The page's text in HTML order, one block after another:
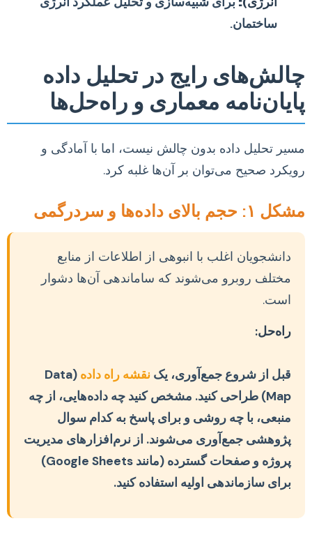
ساختمان.
چالش‌های رایج در تحلیل داده
پایان‌نامه معماری و راه‌حل‌ها
مسیر تحلیل داده بدون چالش نیست، اما با آمادگی و
رویکرد صحیح می‌توان بر آن‌ها غلبه کرد.
مشکل ۱: حجم بالای داده‌ها و سردرگمی
دانشجویان اغلب با انبوهی از اطلاعات از منابع
مختلف روبرو می‌شوند که ساماندهی آن‌ها دشوار
است.
راه‌حل:
قبل از شروع جمع‌آوری، یک نقشه راه داده (Data
Map) طراحی کنید. مشخص کنید چه داده‌هایی، از چه
منبعی، با چه روشی و برای پاسخ به کدام سوال
پژوهشی جمع‌آوری می‌شوند. از نرم‌افزارهای مدیریت
پروژه و صفحات گسترده (مانند Google Sheets)
برای سازماندهی اولیه استفاده کنید.